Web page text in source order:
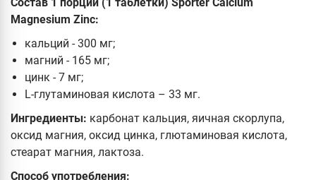
Magnesium Zinc:
кальций - 300 мг;
магний - 165 мг;
цинк - 7 мг;
L-глутаминовая кислота – 33 мг.
Ингредиенты: карбонат кальция, яичная скорлупа,
оксид магния, оксид цинка, глютаминовая кислота,
стеарат магния, лактоза.
Способ употребления: